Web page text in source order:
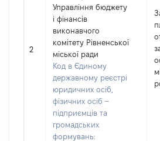
2
Управління бюджету
і фінансів
виконавчого
комітету Рівненської
міської ради
Код в Єдиному
державному реєстрі
юридичних осіб,
фізичних осіб –
підприємців та
громадських
формувань: